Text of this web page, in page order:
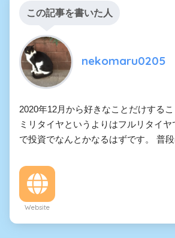
この記事を書いた人
nekomaru0205
2020年12月から好きなことだけする
ミリタイヤというよりはフルリタイ
で投資でなんとかなるはずです。 普段
Website